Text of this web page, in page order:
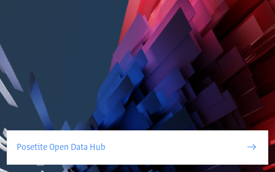
Posetite Open Data Hub